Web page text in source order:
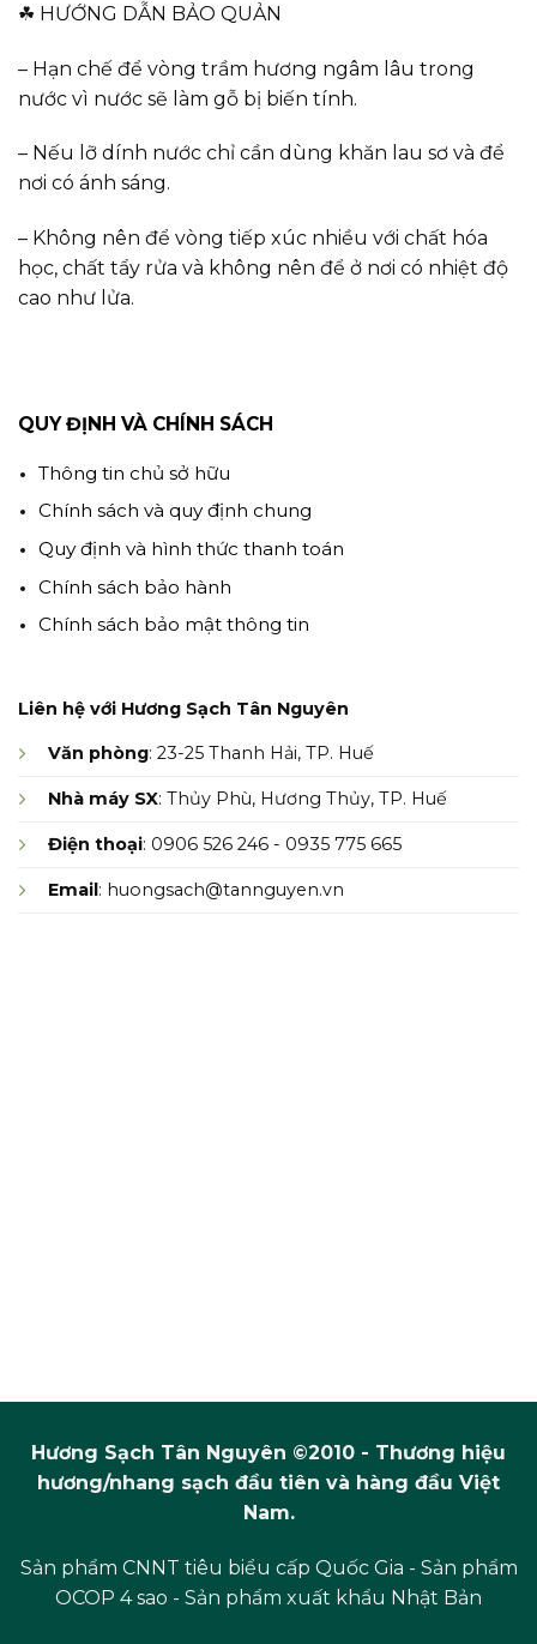
☘ HƯỚNG DẪN BẢO QUẢN
– Hạn chế để vòng trầm hương ngâm lâu trong
nước vì nước sẽ làm gỗ bị biến tính.
– Nếu lỡ dính nước chỉ cần dùng khăn lau sơ và để
nơi có ánh sáng.
– Không nên để vòng tiếp xúc nhiều với chất hóa
học, chất tẩy rửa và không nên để ở nơi có nhiệt độ
cao như lửa.
QUY ĐỊNH VÀ CHÍNH SÁCH
Thông tin chủ sở hữu
Chính sách và quy định chung
Quy định và hình thức thanh toán
Chính sách bảo hành
Chính sách bảo mật thông tin
Liên hệ với Hương Sạch Tân Nguyên
Văn phòng: 23-25 Thanh Hải, TP. Huế
Nhà máy SX: Thủy Phù, Hương Thủy, TP. Huế
Điện thoại: 0906 526 246 - 0935 775 665
Email: huongsach@tannguyen.vn
Hương Sạch Tân Nguyên ©2010 - Thương hiệu
hương/nhang sạch đầu tiên và hàng đầu Việt
Nam.
Sản phẩm CNNT tiêu biểu cấp Quốc Gia - Sản phẩm
OCOP 4 sao - Sản phẩm xuất khẩu Nhật Bản